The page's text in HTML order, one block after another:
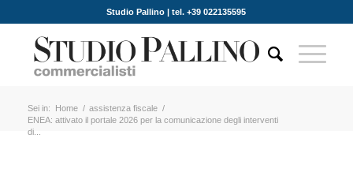
Studio Pallino | tel. +39 022135595
Sei in: Home / assistenza fiscale /
ENEA: attivato il portale 2026 per la comunicazione degli interventi
di...